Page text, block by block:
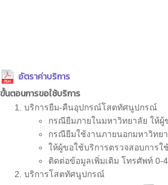
อัตราค่าบริการ
ขั้นตอนการขอใช้บริการ
บริการยืม-คืนอุปกรณ์โสตทัศนูปกรณ์
กรณียืมภายในมหาวิทยาลัย ให้
กรณียืมใช้งานภายนอกมหาวิทย
ให้ผู้ขอใช้บริการตรวจสอบการ
ติดต่อข้อมูลเพิ่มเติม โทรศัพท์ 0-
บริการโสตทัศนูปกรณ์